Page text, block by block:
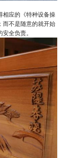
相应的《特种设备操
而不是随意的就开始
全负责。